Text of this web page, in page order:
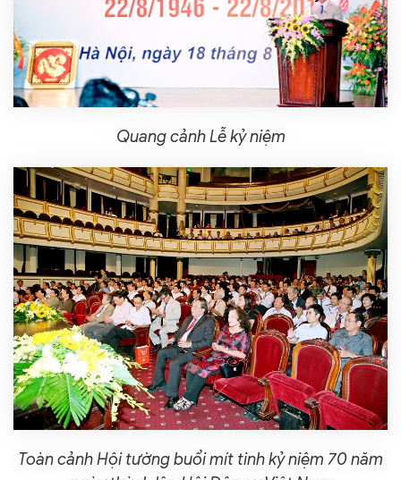
Quang cảnh Lễ kỷ niệm
Toàn cảnh Hội tường buổi mít tinh kỷ niệm 70 năm